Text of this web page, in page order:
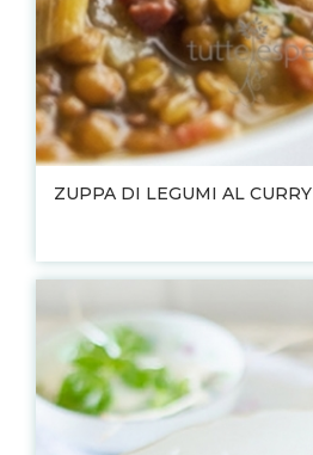
ZUPPA DI LEGUMI AL CURRY